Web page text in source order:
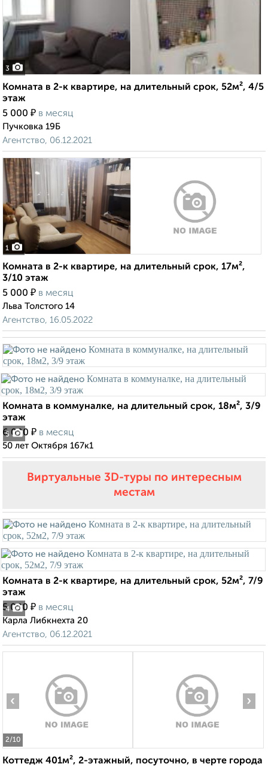
3
Комната в 2-к квартире, на длительный срок, 52м², 4/5
этаж
5 000 ₽ в месяц
Пучковка 19Б
Агентство, 06.12.2021
1
Комната в 2-к квартире, на длительный срок, 17м²,
3/10 этаж
5 000 ₽ в месяц
Льва Толстого 14
Агентство, 16.05.2022
5
Комната в коммуналке, на длительный срок, 18м², 3/9
этаж
6 000 ₽ в месяц
50 лет Октября 167к1
Виртуальные 3D-туры по интересным
местам
4
Комната в 2-к квартире, на длительный срок, 52м², 7/9
этаж
5 000 ₽ в месяц
Карла Либкнехта 20
Агентство, 06.12.2021
2/10
‹ ›
Коттедж 401м², 2-этажный, посуточно, в черте города